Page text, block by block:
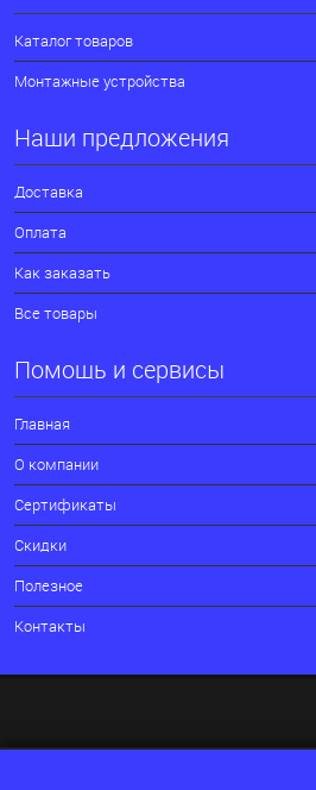
Каталог товаров
Монтажные устройства
Наши предложения
Доставка
Оплата
Как заказать
Все товары
Помощь и сервисы
Главная
О компании
Сертификаты
Скидки
Полезное
Контакты